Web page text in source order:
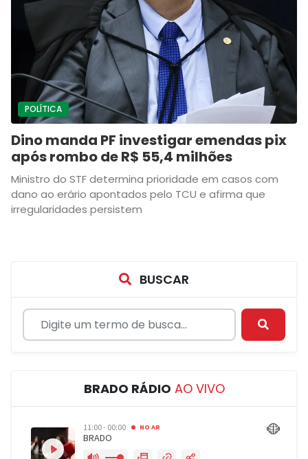
POLÍTICA
Dino manda PF investigar emendas pix
após rombo de R$ 55,4 milhões
Ministro do STF determina prioridade em casos com
dano ao erário apontados pelo TCU e afirma que
irregularidades persistem
BUSCAR
BRADO RÁDIO AO VIVO